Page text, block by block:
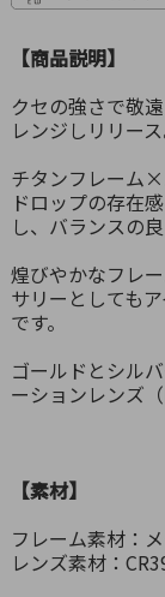
【商品説明】
クセの強さで敬
レンジしリリース
チタンフレーム
ドロップの存在
し、バランスの
煌びやかなフレ
サリーとしても
です。
ゴールドとシル
ーションレンズ（
【素材】
フレーム素材：
レンズ素材：